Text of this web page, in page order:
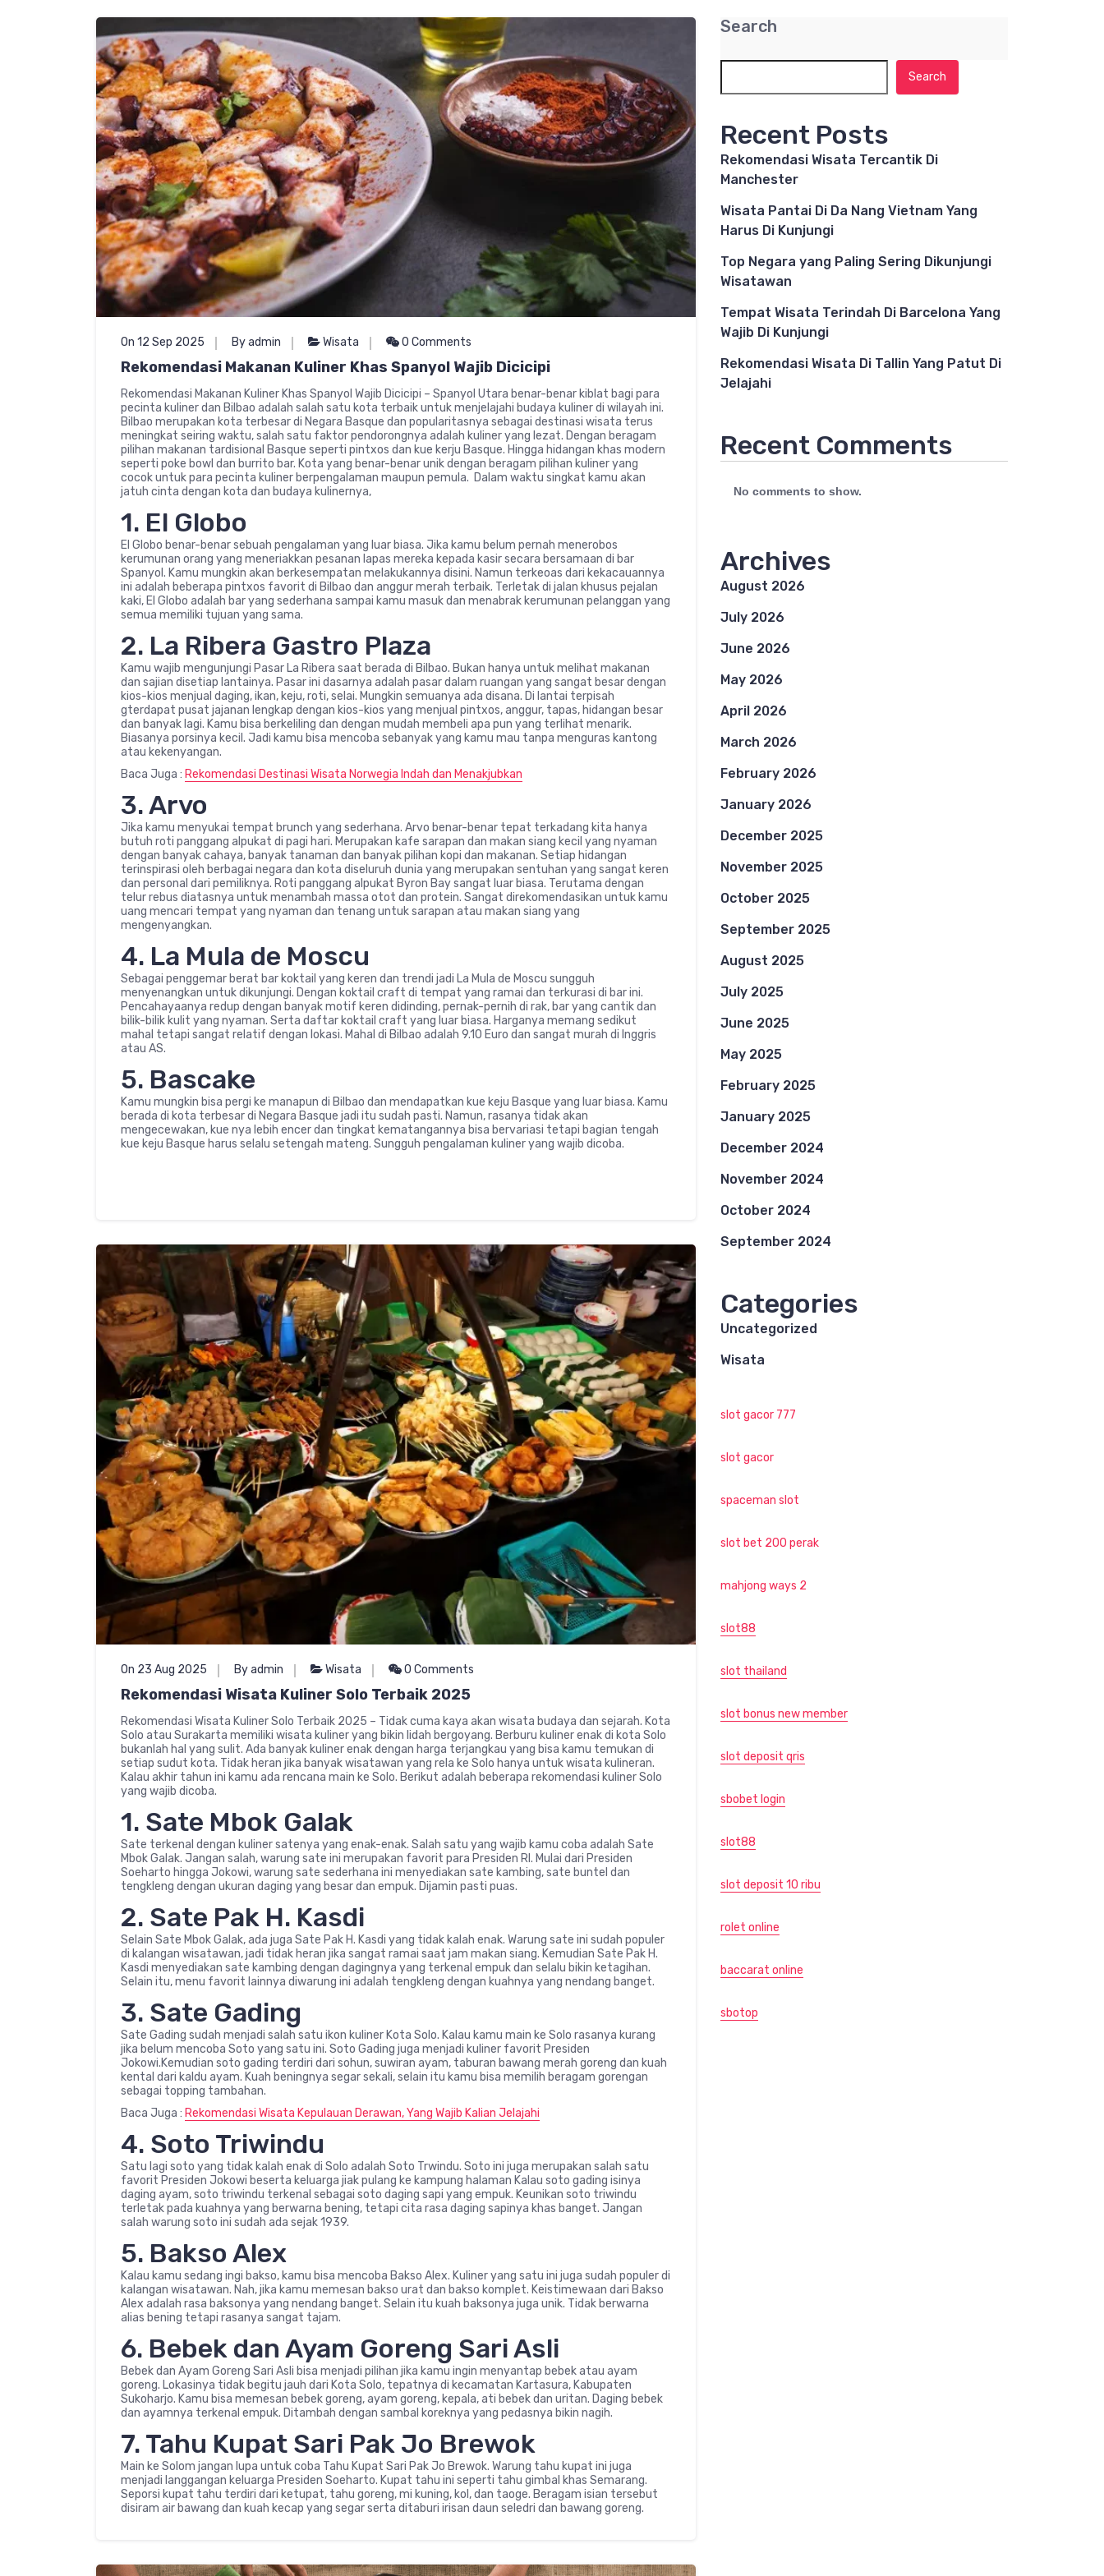
On 12 Sep 2025 By admin Wisata 0 Comments
Rekomendasi Makanan Kuliner Khas Spanyol Wajib Dicicipi
Rekomendasi Makanan Kuliner Khas Spanyol Wajib Dicicipi – Spanyol Utara benar-benar kiblat bagi para
pecinta kuliner dan Bilbao adalah salah satu kota terbaik untuk menjelajahi budaya kuliner di wilayah ini.
Bilbao merupakan kota terbesar di Negara Basque dan popularitasnya sebagai destinasi wisata terus
meningkat seiring waktu, salah satu faktor pendorongnya adalah kuliner yang lezat. Dengan beragam
pilihan makanan tardisional Basque seperti pintxos dan kue kerju Basque. Hingga hidangan khas modern
seperti poke bowl dan burrito bar. Kota yang benar-benar unik dengan beragam pilihan kuliner yang
cocok untuk para pecinta kuliner berpengalaman maupun pemula. Dalam waktu singkat kamu akan
jatuh cinta dengan kota dan budaya kulinernya,
1. El Globo
El Globo benar-benar sebuah pengalaman yang luar biasa. Jika kamu belum pernah menerobos
kerumunan orang yang meneriakkan pesanan lapas mereka kepada kasir secara bersamaan di bar
Spanyol. Kamu mungkin akan berkesempatan melakukannya disini. Namun terkeoas dari kekacauannya
ini adalah beberapa pintxos favorit di Bilbao dan anggur merah terbaik. Terletak di jalan khusus pejalan
kaki, El Globo adalah bar yang sederhana sampai kamu masuk dan menabrak kerumunan pelanggan yang
semua memiliki tujuan yang sama.
2. La Ribera Gastro Plaza
Kamu wajib mengunjungi Pasar La Ribera saat berada di Bilbao. Bukan hanya untuk melihat makanan
dan sajian disetiap lantainya. Pasar ini dasarnya adalah pasar dalam ruangan yang sangat besar dengan
kios-kios menjual daging, ikan, keju, roti, selai. Mungkin semuanya ada disana. Di lantai terpisah
gterdapat pusat jajanan lengkap dengan kios-kios yang menjual pintxos, anggur, tapas, hidangan besar
dan banyak lagi. Kamu bisa berkeliling dan dengan mudah membeli apa pun yang terlihat menarik.
Biasanya porsinya kecil. Jadi kamu bisa mencoba sebanyak yang kamu mau tanpa menguras kantong
atau kekenyangan.
Baca Juga : Rekomendasi Destinasi Wisata Norwegia Indah dan Menakjubkan
3. Arvo
Jika kamu menyukai tempat brunch yang sederhana. Arvo benar-benar tepat terkadang kita hanya
butuh roti panggang alpukat di pagi hari. Merupakan kafe sarapan dan makan siang kecil yang nyaman
dengan banyak cahaya, banyak tanaman dan banyak pilihan kopi dan makanan. Setiap hidangan
terinspirasi oleh berbagai negara dan kota diseluruh dunia yang merupakan sentuhan yang sangat keren
dan personal dari pemiliknya. Roti panggang alpukat Byron Bay sangat luar biasa. Terutama dengan
telur rebus diatasnya untuk menambah massa otot dan protein. Sangat direkomendasikan untuk kamu
uang mencari tempat yang nyaman dan tenang untuk sarapan atau makan siang yang
mengenyangkan.
4. La Mula de Moscu
Sebagai penggemar berat bar koktail yang keren dan trendi jadi La Mula de Moscu sungguh
menyenangkan untuk dikunjungi. Dengan koktail craft di tempat yang ramai dan terkurasi di bar ini.
Pencahayaanya redup dengan banyak motif keren didinding, pernak-pernih di rak, bar yang cantik dan
bilik-bilik kulit yang nyaman. Serta daftar koktail craft yang luar biasa. Harganya memang sedikut
mahal tetapi sangat relatif dengan lokasi. Mahal di Bilbao adalah 9.10 Euro dan sangat murah di Inggris
atau AS.
5. Bascake
Kamu mungkin bisa pergi ke manapun di Bilbao dan mendapatkan kue keju Basque yang luar biasa. Kamu
berada di kota terbesar di Negara Basque jadi itu sudah pasti. Namun, rasanya tidak akan
mengecewakan, kue nya lebih encer dan tingkat kematangannya bisa bervariasi tetapi bagian tengah
kue keju Basque harus selalu setengah mateng. Sungguh pengalaman kuliner yang wajib dicoba.
On 23 Aug 2025 By admin Wisata 0 Comments
Rekomendasi Wisata Kuliner Solo Terbaik 2025
Rekomendasi Wisata Kuliner Solo Terbaik 2025 – Tidak cuma kaya akan wisata budaya dan sejarah. Kota
Solo atau Surakarta memiliki wisata kuliner yang bikin lidah bergoyang. Berburu kuliner enak di kota Solo
bukanlah hal yang sulit. Ada banyak kuliner enak dengan harga terjangkau yang bisa kamu temukan di
setiap sudut kota. Tidak heran jika banyak wisatawan yang rela ke Solo hanya untuk wisata kulineran.
Kalau akhir tahun ini kamu ada rencana main ke Solo. Berikut adalah beberapa rekomendasi kuliner Solo
yang wajib dicoba.
1. Sate Mbok Galak
Sate terkenal dengan kuliner satenya yang enak-enak. Salah satu yang wajib kamu coba adalah Sate
Mbok Galak. Jangan salah, warung sate ini merupakan favorit para Presiden RI. Mulai dari Presiden
Soeharto hingga Jokowi, warung sate sederhana ini menyediakan sate kambing, sate buntel dan
tengkleng dengan ukuran daging yang besar dan empuk. Dijamin pasti puas.
2. Sate Pak H. Kasdi
Selain Sate Mbok Galak, ada juga Sate Pak H. Kasdi yang tidak kalah enak. Warung sate ini sudah populer
di kalangan wisatawan, jadi tidak heran jika sangat ramai saat jam makan siang. Kemudian Sate Pak H.
Kasdi menyediakan sate kambing dengan dagingnya yang terkenal empuk dan selalu bikin ketagihan.
Selain itu, menu favorit lainnya diwarung ini adalah tengkleng dengan kuahnya yang nendang banget.
3. Sate Gading
Sate Gading sudah menjadi salah satu ikon kuliner Kota Solo. Kalau kamu main ke Solo rasanya kurang
jika belum mencoba Soto yang satu ini. Soto Gading juga menjadi kuliner favorit Presiden
Jokowi.Kemudian soto gading terdiri dari sohun, suwiran ayam, taburan bawang merah goreng dan kuah
kental dari kaldu ayam. Kuah beningnya segar sekali, selain itu kamu bisa memilih beragam gorengan
sebagai topping tambahan.
Baca Juga : Rekomendasi Wisata Kepulauan Derawan, Yang Wajib Kalian Jelajahi
4. Soto Triwindu
Satu lagi soto yang tidak kalah enak di Solo adalah Soto Trwindu. Soto ini juga merupakan salah satu
favorit Presiden Jokowi beserta keluarga jiak pulang ke kampung halaman Kalau soto gading isinya
daging ayam, soto triwindu terkenal sebagai soto daging sapi yang empuk. Keunikan soto triwindu
terletak pada kuahnya yang berwarna bening, tetapi cita rasa daging sapinya khas banget. Jangan
salah warung soto ini sudah ada sejak 1939.
5. Bakso Alex
Kalau kamu sedang ingi bakso, kamu bisa mencoba Bakso Alex. Kuliner yang satu ini juga sudah populer di
kalangan wisatawan. Nah, jika kamu memesan bakso urat dan bakso komplet. Keistimewaan dari Bakso
Alex adalah rasa baksonya yang nendang banget. Selain itu kuah baksonya juga unik. Tidak berwarna
alias bening tetapi rasanya sangat tajam.
6. Bebek dan Ayam Goreng Sari Asli
Bebek dan Ayam Goreng Sari Asli bisa menjadi pilihan jika kamu ingin menyantap bebek atau ayam
goreng. Lokasinya tidak begitu jauh dari Kota Solo, tepatnya di kecamatan Kartasura, Kabupaten
Sukoharjo. Kamu bisa memesan bebek goreng, ayam goreng, kepala, ati bebek dan uritan. Daging bebek
dan ayamnya terkenal empuk. Ditambah dengan sambal koreknya yang pedasnya bikin nagih.
7. Tahu Kupat Sari Pak Jo Brewok
Main ke Solom jangan lupa untuk coba Tahu Kupat Sari Pak Jo Brewok. Warung tahu kupat ini juga
menjadi langgangan keluarga Presiden Soeharto. Kupat tahu ini seperti tahu gimbal khas Semarang.
Seporsi kupat tahu terdiri dari ketupat, tahu goreng, mi kuning, kol, dan taoge. Beragam isian tersebut
disiram air bawang dan kuah kecap yang segar serta ditaburi irisan daun seledri dan bawang goreng.
Search
Search
Recent Posts
Rekomendasi Wisata Tercantik Di
Manchester
Wisata Pantai Di Da Nang Vietnam Yang
Harus Di Kunjungi
Top Negara yang Paling Sering Dikunjungi
Wisatawan
Tempat Wisata Terindah Di Barcelona Yang
Wajib Di Kunjungi
Rekomendasi Wisata Di Tallin Yang Patut Di
Jelajahi
Recent Comments
No comments to show.
Archives
August 2026
July 2026
June 2026
May 2026
April 2026
March 2026
February 2026
January 2026
December 2025
November 2025
October 2025
September 2025
August 2025
July 2025
June 2025
May 2025
February 2025
January 2025
December 2024
November 2024
October 2024
September 2024
Categories
Uncategorized
Wisata
slot gacor 777
slot gacor
spaceman slot
slot bet 200 perak
mahjong ways 2
slot88
slot thailand
slot bonus new member
slot deposit qris
sbobet login
slot88
slot deposit 10 ribu
rolet online
baccarat online
sbotop